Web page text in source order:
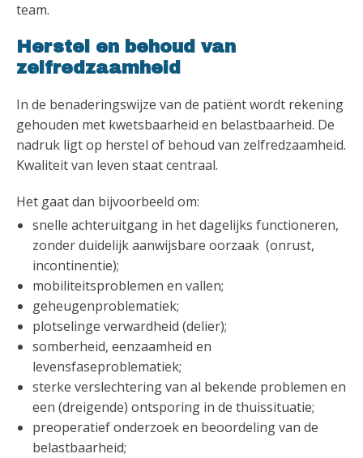
team.
Herstel en behoud van
zelfredzaamheid
In de benaderingswijze van de patiënt wordt rekening
gehouden met kwetsbaarheid en belastbaarheid. De
nadruk ligt op herstel of behoud van zelfredzaamheid.
Kwaliteit van leven staat centraal.
Het gaat dan bijvoorbeeld om:
snelle achteruitgang in het dagelijks functioneren,
zonder duidelijk aanwijsbare oorzaak (onrust,
incontinentie);
mobiliteitsproblemen en vallen;
geheugenproblematiek;
plotselinge verwardheid (delier);
somberheid, eenzaamheid en
levensfaseproblematiek;
sterke verslechtering van al bekende problemen en
een (dreigende) ontsporing in de thuissituatie;
preoperatief onderzoek en beoordeling van de
belastbaarheid;